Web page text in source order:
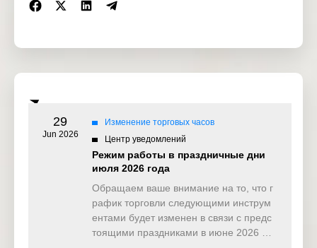
29
Jun 2026
Изменение торговых часов
Центр уведомлений
Режим работы в праздничные дни
июля 2026 года
Обращаем ваше внимание на то, что г
рафик торговли следующими инструм
ентами будет изменен в связи с предс
тоящими праздниками в июне 2026 …